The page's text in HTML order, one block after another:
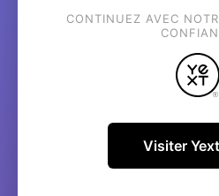
CONTINUEZ AVEC
Visiter